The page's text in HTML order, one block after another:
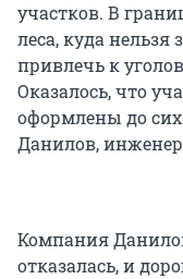
участков. В
леса, куда
привлечь к
Оказалось, что
оформлены до сих
Данилов,
Компания
отказалась, и